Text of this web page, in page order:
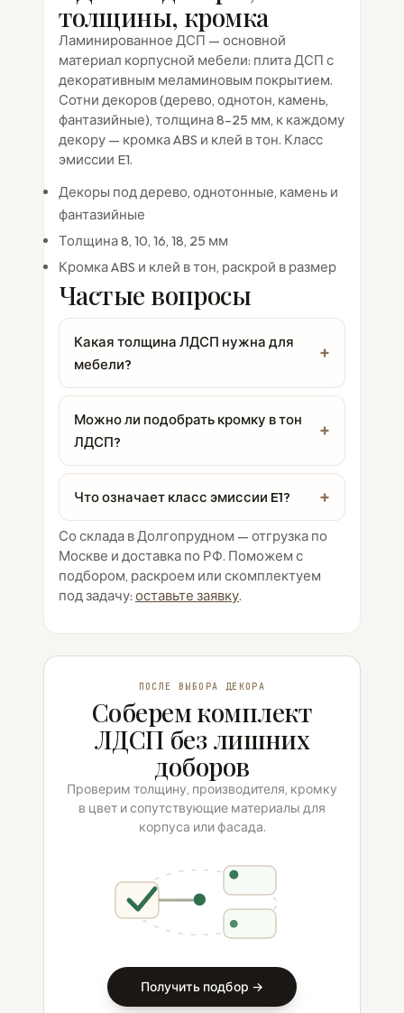
толщины, кромка
Ламинированное ДСП — основной
материал корпусной мебели: плита ДСП с
декоративным меламиновым покрытием.
Сотни декоров (дерево, однотон, камень,
фантазийные), толщина 8–25 мм, к каждому
декору — кромка ABS и клей в тон. Класс
эмиссии E1.
Декоры под дерево, однотонные, камень и
фантазийные
Толщина 8, 10, 16, 18, 25 мм
Кромка ABS и клей в тон, раскрой в размер
Частые вопросы
Какая толщина ЛДСП нужна для
мебели?
Можно ли подобрать кромку в тон
ЛДСП?
Что означает класс эмиссии E1?
Со склада в Долгопрудном — отгрузка по
Москве и доставка по РФ. Поможем с
подбором, раскроем или скомплектуем
под задачу: оставьте заявку.
ПОСЛЕ ВЫБОРА ДЕКОРА
Соберем комплект
ЛДСП без лишних
доборов
Проверим толщину, производителя, кромку
в цвет и сопутствующие материалы для
корпуса или фасада.
Получить подбор →